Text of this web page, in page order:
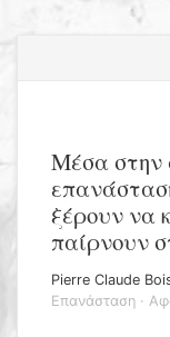
Μέσα στην
ξέρουν να
παίρνουν
Pierre Claude
Επανάσταση ·